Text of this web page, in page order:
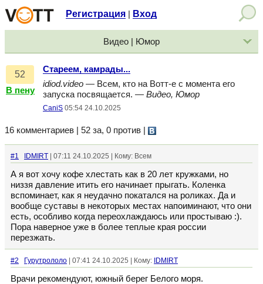
Регистрация Вход
Видео | Юмор
52
В пену
Стареем, камрады...
idiod.video — Всем, кто на Вотт-е с момента его
запуска посвящается. — Видео, Юмор
CaniS 05:54 24.10.2025
16 комментариев | 52 за, 0 против
#1 IDMIRT | 07:11 24.10.2025 | Кому: Всем
А я вот хочу кофе хлестать как в 20 лет кружками, но
низзя давление итить его начинает прыгать. Коленка
вспоминает, как я неудачно покатался на роликах. Да и
вообще суставы в некоторых местах напоиминают, что они
есть, особливо когда переохлаждаюсь или простываю :).
Пора наверное уже в более теплые края россии
перезжать.
#2 Гурутрололо | 07:41 24.10.2025 | Кому: IDMIRT
Врачи рекомендуют, южный берег Белого моря.